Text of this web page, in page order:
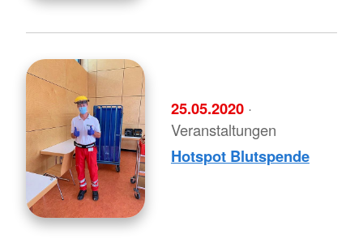
25.05.2020 ·
Veranstaltungen
Hotspot Blutspende